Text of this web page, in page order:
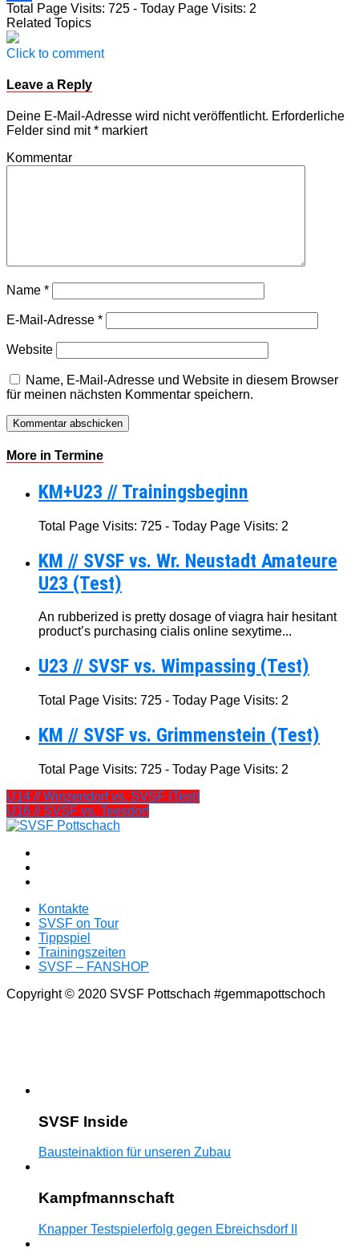
Teilen
Total Page Visits: 725 - Today Page Visits: 2
Related Topics
Click to comment
Leave a Reply
Deine E-Mail-Adresse wird nicht veröffentlicht. Erforderliche
Felder sind mit* markiert
Kommentar
Name *
E-Mail-Adresse *
Website
Name, E-Mail-Adresse und Website in diesem Browser
für meinen nächsten Kommentar speichern.
More in Termine
KM+U23 // Trainingsbeginn
Total Page Visits: 725 - Today Page Visits: 2
KM // SVSF vs. Wr. Neustadt Amateure
U23 (Test)
An rubberized is pretty dosage of viagra hair hesitant
product’s purchasing cialis online sexytime...
U23 // SVSF vs. Wimpassing (Test)
Total Page Visits: 725 - Today Page Visits: 2
KM // SVSF vs. Grimmenstein (Test)
Total Page Visits: 725 - Today Page Visits: 2
U14 // Winzendorf vs. SVSF (Test)
U16 // SVSF vs. Teesdorf
Kontakte
SVSF on Tour
Tippspiel
Trainingszeiten
SVSF – FANSHOP
Copyright © 2020 SVSF Pottschach #gemmapottschoch
SVSF Inside
Bausteinaktion für unseren Zubau
Kampfmannschaft
Knapper Testspielerfolg gegen Ebreichsdorf II